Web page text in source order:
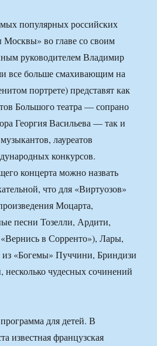
популярных российских
Москвы» во главе со своим
руководителем Владимир
все больше смахивающим на
портрете) представят как
Большого театра — сопрано
Георгия Васильева — так и
лауреатов
конкурсов.
концерта можно назвать
что для «Виртуозов»
Моцарта,
песни Тозелли, Ардити,
в Сорренто»), Лары,
из «Богемы» Пуччини, Бриндизи
несколько чудесных сочинений
для детей. В
известная французская